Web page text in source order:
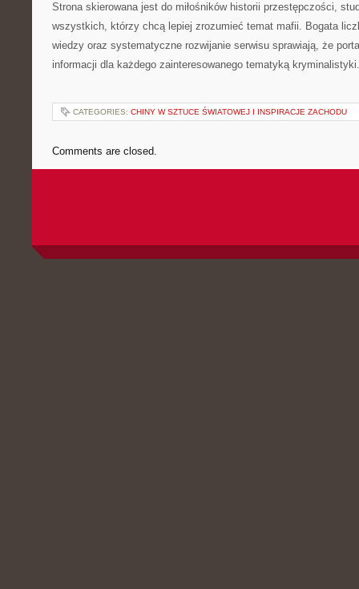
Strona skierowana jest do miłośników historii przestępczości,
wszystkich, którzy chcą lepiej zrozumieć temat mafii. Bogata
wiedzy oraz systematyczne rozwijanie serwisu sprawiają, że
informacji dla każdego zainteresowanego tematyką kryminalistyki.
CATEGORIES: CHINY W SZTUCE ŚWIATOWEJ I INSPIRACJE ZACHODU
Comments are closed.